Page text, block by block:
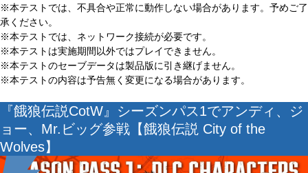
※本テストでは、不具合や正常に動作しない場合があります。予めご了
承ください。
※本テストでは、ネットワーク接続が必要です。
※本テストは実施期間以外ではプレイできません。
※本テストのセーブデータは製品版に引き継げません。
※本テストの内容は予告無く変更になる場合があります。
『餓狼伝説CotW』シーズンパス1でアンディ、ジ
ョー、Mr.ビッグ参戦【餓狼伝説 City of the
Wolves】